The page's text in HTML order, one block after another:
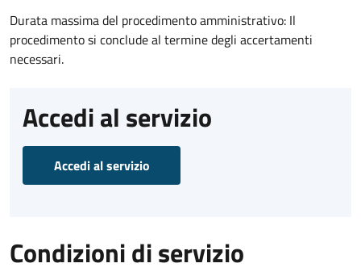
Durata massima del procedimento amministrativo: Il
procedimento si conclude al termine degli accertamenti
necessari.
Accedi al servizio
Accedi al servizio
Condizioni di servizio